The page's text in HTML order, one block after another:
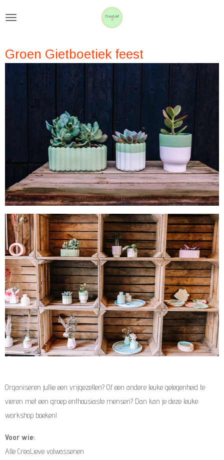
de
hoofdinhoud
Groen Gietboetiek feest
Organiseren jullie een vrijgezellen? Of een andere leuke gelegenheid te
vieren met een groep enthousiaste mensen? Dan kan je deze leuke
workshop boeken!
Voor wie:
Alle CreaLieve volwassenen